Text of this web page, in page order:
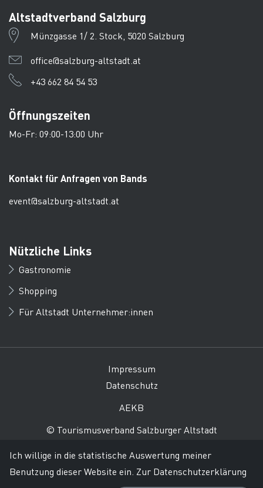
Altstadtverband Salzburg
Münzgasse 1/ 2. Stock, 5020 Salzburg
office@salzburg-altstadt.at
+43 662 84 54 53
Öffnungszeiten
Mo-Fr: 09:00-13:00 Uhr
Kontakt für Anfragen von Bands
event@salzburg-altstadt.at
Nützliche Links
Gastronomie
Shopping
Für Altstadt Unternehmer:innen
Impressum
Datenschutz
AEKB
© Tourismusverband Salzburger Altstadt
Ich willige in die statistische Auswertung meiner
Benutzung dieser Website ein. Zur Datenschutzerklärung